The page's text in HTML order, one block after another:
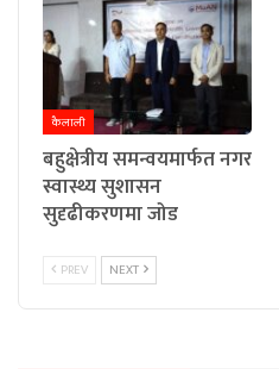
कैलाली
बहुक्षेत्रीय समन्वयमार्फत नगर
स्वास्थ्य सुशासन
सुदृढीकरणमा जोड
PREV NEXT